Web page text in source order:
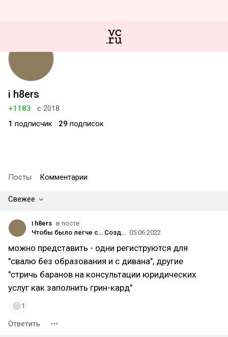
i h8ers
+1183
с 2018
1 подписчик 29 подписок
Посты Комментарии
Свежее
i h8ers в посте
Чтобы было легче с… Создаём социальную сеть для экспатов, эмигрантов и тех, кто планирует переехать в другую страну 05.06.2022
можно представить - одни региструются для
"свалю без образования и с дивана", другие
"стричь баранов на консультации юридических
услуг как заполнить грин-кард"
1
Ответить